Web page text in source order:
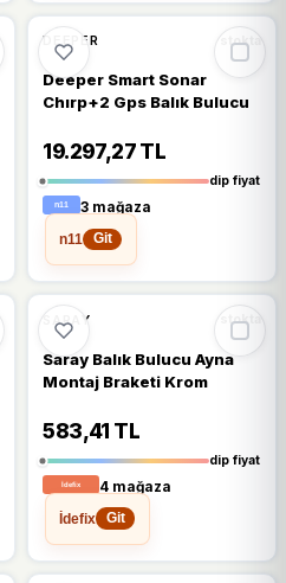
%41 DÜŞTÜ
DEEPER stokta
Deeper Smart Sonar
Chırp+2 Gps Balık Bulucu
19.297,27 TL
dip fiyat
3 mağaza
n11
Git
%31 %31 DÜŞTÜ
SARAY stokta
Saray Balık Bulucu Ayna
Montaj Braketi Krom
583,41 TL
dip fiyat
4 mağaza
İdefix
Git